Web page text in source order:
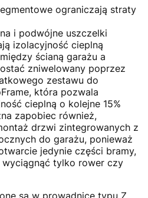
ograniczają straty
i podwójne uszczelki
izolacyjność cieplną
ścianą garażu a
zniwelowany poprzez
zestawu do
która pozwala
cieplną o kolejne 15%
zapobiec również,
drzwi zintegrowanych z
do garażu, ponieważ
jedynie części bramy,
tylko rower czy